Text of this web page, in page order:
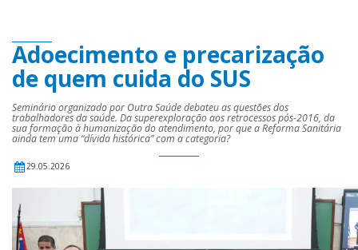
Adoecimento e precarização
de quem cuida do SUS
Seminário organizado por Outra Saúde debateu as questões dos
trabalhadores da saúde. Da superexploração aos retrocessos pós-2016, da
sua formação à humanização do atendimento, por que a Reforma Sanitária
ainda tem uma “dívida histórica” com a categoria?
29.05.2026